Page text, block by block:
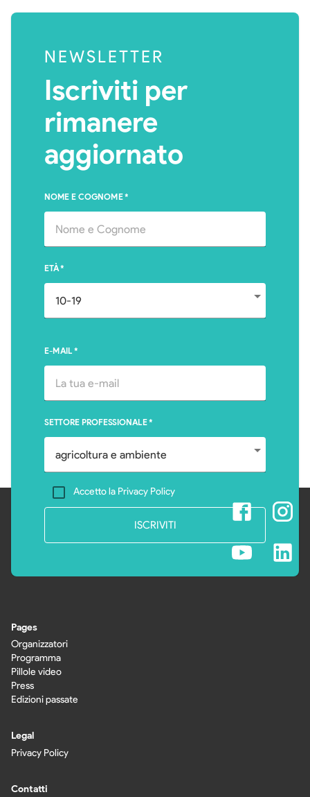
NEWSLETTER
Iscriviti per
rimanere
aggiornato
NOME E COGNOME*
ETÀ*
E-MAIL *
SETTORE PROFESSIONALE*
Accetto la Privacy Policy
ISCRIVITI
Pages
Organizzatori
Programma
Pillole video
Press
Edizioni passate
Legal
Privacy Policy
Contatti